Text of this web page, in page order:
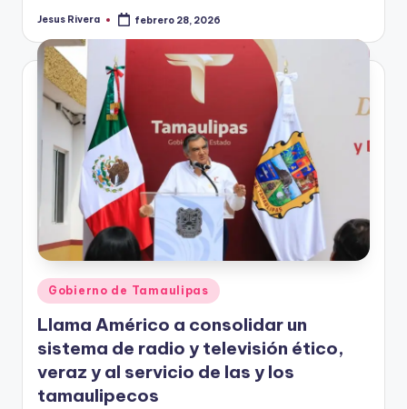
Publicado
Jesus Rivera febrero 28, 2026
Publicado
en
Gobierno de Tamaulipas
Llama Américo a consolidar un
sistema de radio y televisión ético,
veraz y al servicio de las y los
tamaulipecos